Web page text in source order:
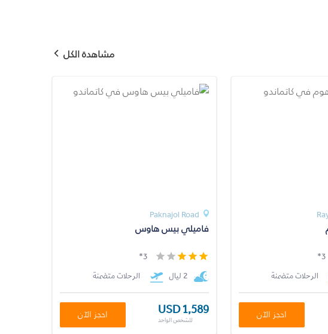
مشاهدة الكل
3*
الرحلات متضمنة
احجز الآن
Paknajol Road
فاميلي بيس هاوس
3*
2 ليال
الرحلات متضمنة
USD 1,589
للشخص الواحد احجز الآن